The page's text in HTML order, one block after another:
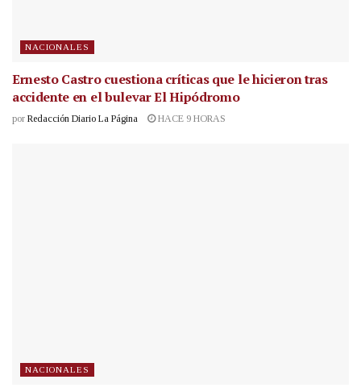
NACIONALES
Ernesto Castro cuestiona críticas que le hicieron tras
accidente en el bulevar El Hipódromo
por Redacción Diario La Página HACE 9 HORAS
NACIONALES